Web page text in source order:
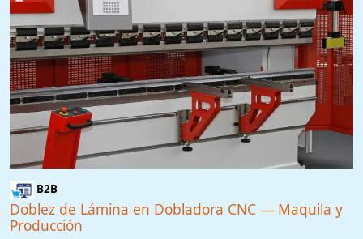
B2B
Doblez de Lámina en Dobladora CNC — Maquila y
Producción